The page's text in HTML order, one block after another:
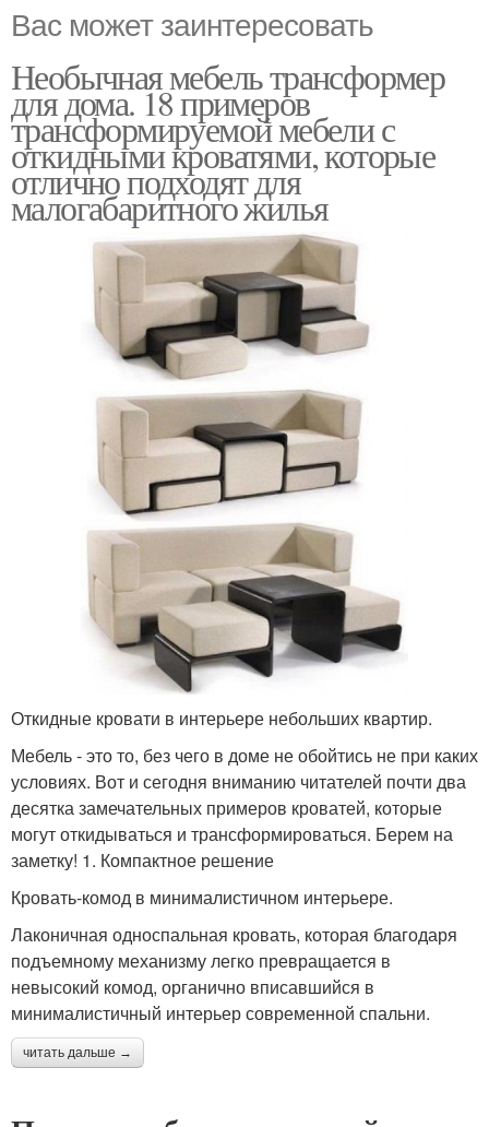
Вас может заинтересовать
Необычная мебель трансформер
для дома. 18 примеров
трансформируемой мебели с
откидными кроватями, которые
отлично подходят для
малогабаритного жилья
Откидные кровати в интерьере небольших квартир.
Мебель - это то, без чего в доме не обойтись не при каких
условиях. Вот и сегодня вниманию читателей почти два
десятка замечательных примеров кроватей, которые
могут откидываться и трансформироваться. Берем на
заметку! 1. Компактное решение
Кровать-комод в минималистичном интерьере.
Лаконичная односпальная кровать, которая благодаря
подъемному механизму легко превращается в
невысокий комод, органично вписавшийся в
минималистичный интерьер современной спальни.
читать дальше →